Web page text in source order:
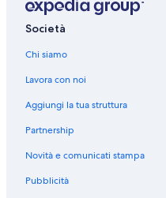
l
a
p
a
i
a
e
l
a
Società
Chi siamo
Lavora con noi
Aggiungi la tua struttura
Partnership
Novità e comunicati stampa
Pubblicità